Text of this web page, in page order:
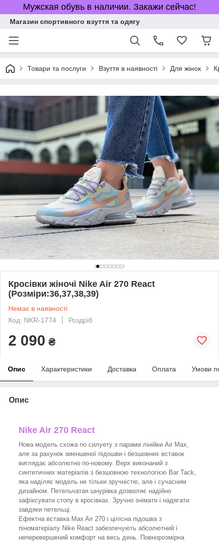
Мужская обувь в наличии. Закажи сейчас!
Магазин спортивного взуття та одягу
Товари та послуги Взуття в наявності Для жінок
Кросівки жіночі Nike Air 270 React
(Розміри:36,37,38,39)
Немає в наявності
Код: NKR-1774
Роздріб
2 090 ₴
Опис Характеристики Доставка Оплата Умови
Опис
Nike Air 270 React
Нова модель схожа по силуету з парами лінійки Air Max,
але за рахунок зменшеної підошви і безшовних вставок
виглядає абсолютно по-новому. Верх виконаний з
синтетичних матеріалів з безшовною технологією Bar Tack,
яка наділяє модель не тільки зручністю, але і сучасним
дизайном. Петельчатая шнурівка дозволяє надійно
зафіксувати стопу в кросівках. Зручно знімати і надягати
завдяки петельці.
Ефектна вставка Max Air 270 і цілісна підошва з
піноматеріалу Nike React забезпечують абсолютний і
неперевершений комфорт на весь день. Повнорозмірна